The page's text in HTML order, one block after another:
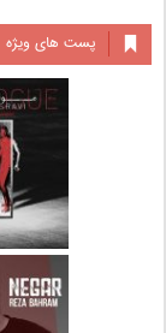
پست های ویژه
دانلود
خسروی